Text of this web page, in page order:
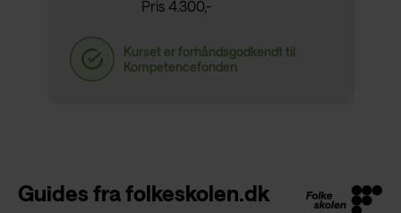
Pris 4.300,-
Guides fra folkeskolen.dk